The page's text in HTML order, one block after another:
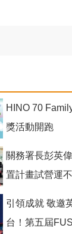
HINO 70
獎活動開跑
關務署長彭英
置計畫試營運
引領成就 敬邀
台！第五屆